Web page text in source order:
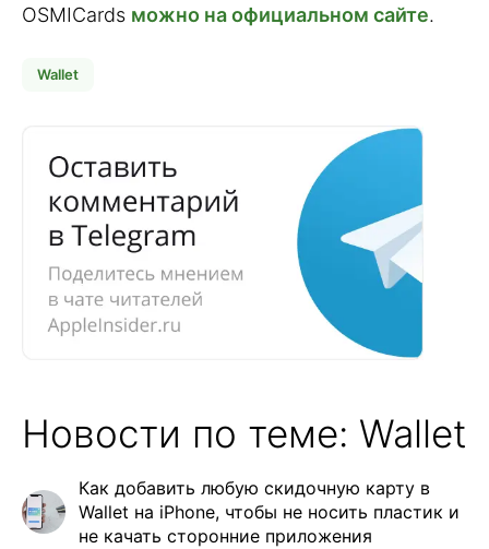
OSMICards можно на официальном сайте.
Wallet
Новости по теме: Wallet
Как добавить любую скидочную карту в
Wallet на iPhone, чтобы не носить пластик и
не качать сторонние приложения